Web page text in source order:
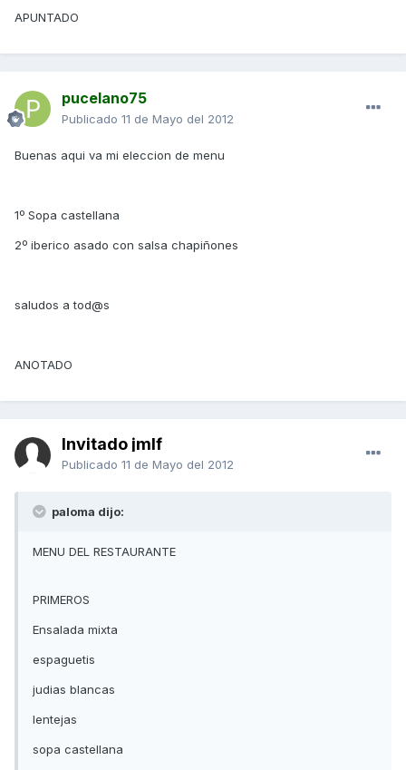
APUNTADO
pucelano75
Publicado 11 de Mayo del 2012
Buenas aqui va mi eleccion de menu
1º Sopa castellana
2º iberico asado con salsa chapiñones
saludos a tod@s
ANOTADO
Invitado jmlf
Publicado 11 de Mayo del 2012
paloma dijo:
MENU DEL RESTAURANTE
PRIMEROS
Ensalada mixta
espaguetis
judias blancas
lentejas
sopa castellana